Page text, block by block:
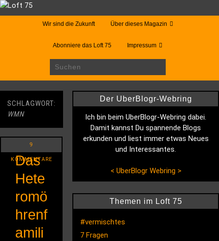
Wir sind die Zukunft Über dieses Magazin
Abonniere das Loft 75 Impressum
SCHLAGWORT:
WMN
9
KOMMENTARE
Das
Hete
romö
hrenf
amili
Der UberBlogr-Webring
Ich bin beim UberBlogr-Webring dabei.
Damit kannst Du spannende Blogs
erkunden und liest immer etwas Neues
und Interessantes.
< UberBlogr Webring >
Themen im Loft 75
#vermischtes
7 Fragen